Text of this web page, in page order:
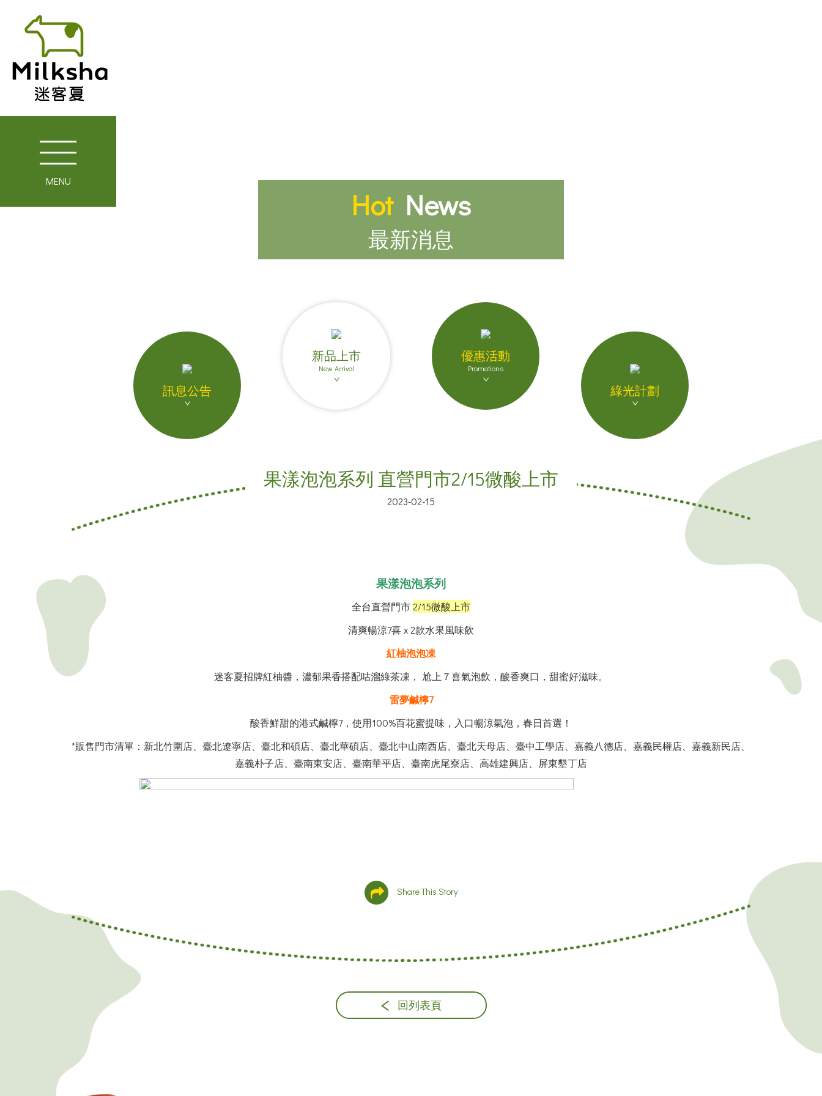
MENU
HotNews
最新消息
訊息公告
新品上市
New Arrival
優惠活動
Promotions
綠光計劃
果漾泡泡系列 直營門市2/15微酸上市
2023-02-15
果漾泡泡系列
全台直營門市2/15微酸上市
清爽暢涼7喜 x 2款水果風味飲
紅柚泡泡凍
迷客夏招牌紅柚醬，濃郁果香搭配咕溜綠茶凍， 尬上７喜氣泡飲，酸香爽口，甜蜜好滋味。
雷夢鹹檸7
酸香鮮甜的港式鹹檸7，使用100%百花蜜提味，入口暢涼氣泡，春日首選！
*販售門市清單：新北竹圍店、臺北遼寧店、臺北和碩店、臺北華碩店、臺北中山南西店、臺北天母店、臺中工學店、嘉義八德店、嘉義民權店、嘉義新民店、
嘉義朴子店、臺南東安店、臺南華平店、臺南虎尾寮店、高雄建興店、屏東墾丁店
Share This Story
回列表頁